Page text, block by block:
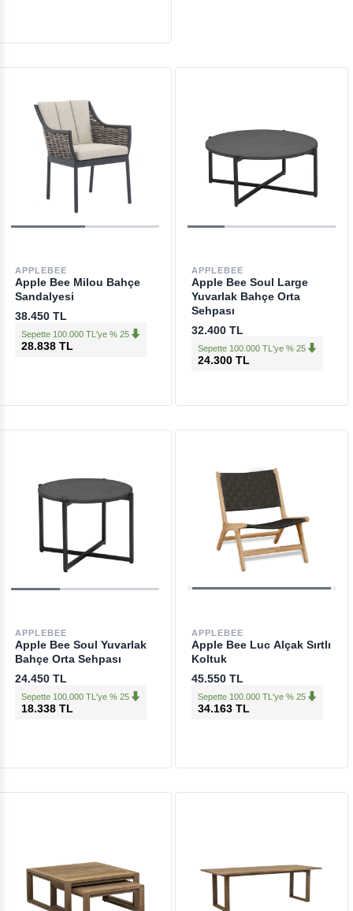
APPLEBEE
Apple Bee Milou Bahçe
Sandalyesi
38.450 TL
Sepette 100.000 TL'ye % 25
28.838 TL
APPLEBEE
Apple Bee Soul Large
Yuvarlak Bahçe Orta
Sehpası
32.400 TL
Sepette 100.000 TL'ye % 25
24.300 TL
APPLEBEE
Apple Bee Soul Yuvarlak
Bahçe Orta Sehpası
24.450 TL
Sepette 100.000 TL'ye % 25
18.338 TL
APPLEBEE
Apple Bee Luc Alçak Sırtlı
Koltuk
45.550 TL
Sepette 100.000 TL'ye % 25
34.163 TL